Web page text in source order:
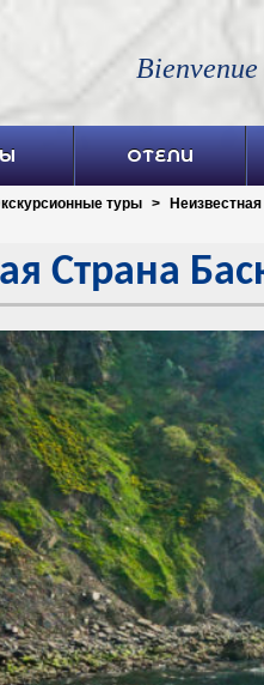
ОТЕЛИ
туры >
Страна